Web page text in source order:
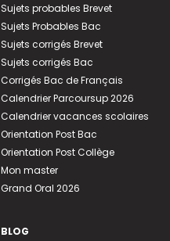
Sujets probables Brevet
Sujets Probables Bac
Sujets corrigés Brevet
Sujets corrigés Bac
Corrigés Bac de Français
Calendrier Parcoursup 2026
Calendrier vacances scolaires
Orientation Post Bac
Orientation Post Collège
Mon master
Grand Oral 2026
BLOG